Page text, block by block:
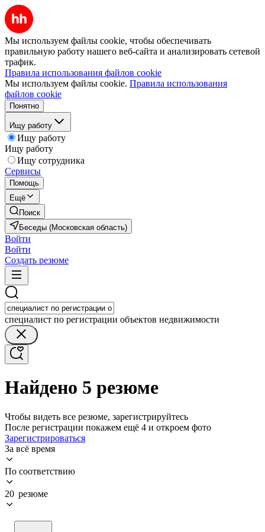
Мы используем файлы cookie, чтобы обеспечивать
правильную работу нашего веб-сайта и анализировать сетевой
трафик.
Правила использования файлов cookie
Мы используем файлы cookie. Правила использования
файлов cookie
Понятно
Ищу работу
Ищу работу
Ищу работу
Ищу сотрудника
Сервисы
Помощь
Ещё
Поиск
Беседы (Московская область)
Войти
Войти
Создать резюме
специалист по регистрации объектов недвижимости
Найдено 5 резюме
Чтобы видеть все резюме, зарегистрируйтесь
После регистрации покажем ещё 4 и откроем фото
Зарегистрироваться
За всё время
По соответствию
20 резюме